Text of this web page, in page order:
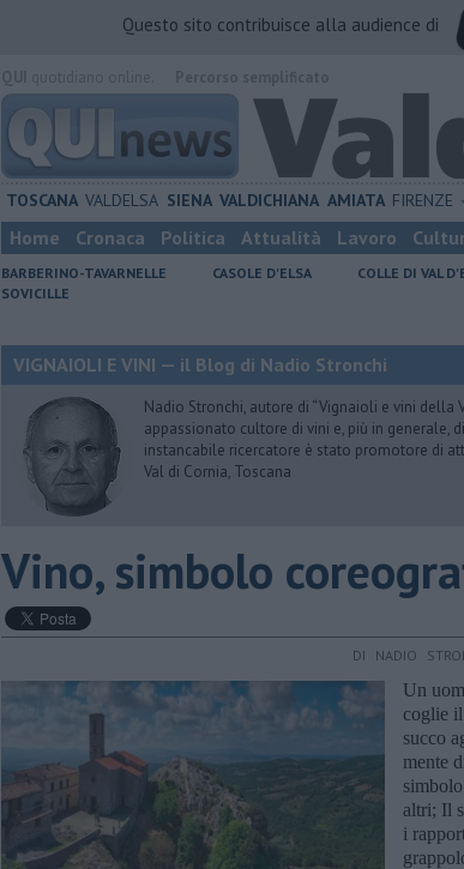
Questo sito contribuisce alla audience di
TOSCANA VALDELSA SIENA VALDICHIANA AMIATA FIRENZE
Home Cronaca Politica Attualità Lavoro
BARBERINO-TAVARNELLE CASOLE D'ELSA COLLE DI VAL
SOVICILLE
VIGNAIOLI E VINI — il Blog di Nadio Stronchi
Nadio Stronchi, autore di “Vignaioli e vini della
appassionato cultore di vini e, più in generale,
instancabile ricercatore è stato promotore di
Val di Cornia, Toscana
Vino, simbolo
DI NADIO
Un
coglie
succo
mente
altri; Il
i